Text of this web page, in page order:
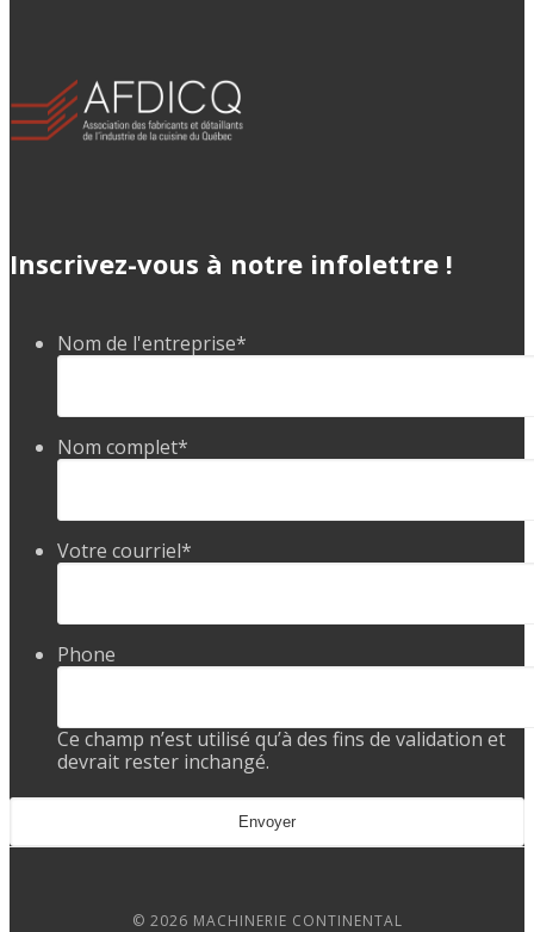
Inscrivez-vous à notre infolettre !
Nom de l'entreprise*
Nom complet*
Votre courriel*
Phone
Ce champ n’est utilisé qu’à des fins de validation et
devrait rester inchangé.
© 2026 MACHINERIE CONTINENTAL